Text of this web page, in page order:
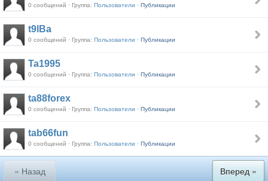
0 сообщений · Группа: Пользователи · Публикации
t9lBa
0 сообщений · Группа: Пользователи · Публикации
Ta1995
0 сообщений · Группа: Пользователи · Публикации
ta88forex
0 сообщений · Группа: Пользователи · Публикации
tab66fun
0 сообщений · Группа: Пользователи · Публикации
« Назад Вперед »